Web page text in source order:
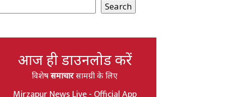
Search
आज ही डाउनलोड करें
विशेषसमाचारसामग्री के लिए